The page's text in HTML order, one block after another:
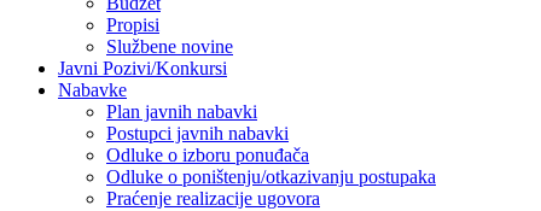
Propisi
Službene novine
Javni Pozivi/Konkursi
Nabavke
Plan javnih nabavki
Postupci javnih nabavki
Odluke o izboru ponuđača
Odluke o poništenju/otkazivanju postupaka
Praćenje realizacije ugovora